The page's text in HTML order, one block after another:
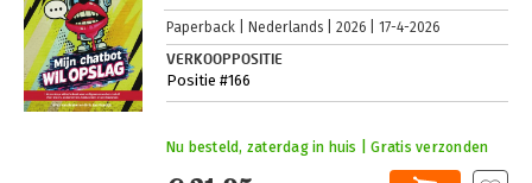
Paperback Nederlands 2026 17-4-2026
VERKOOPPOSITIE
Positie #166
Nu besteld, zaterdag in huis | Gratis verzonden